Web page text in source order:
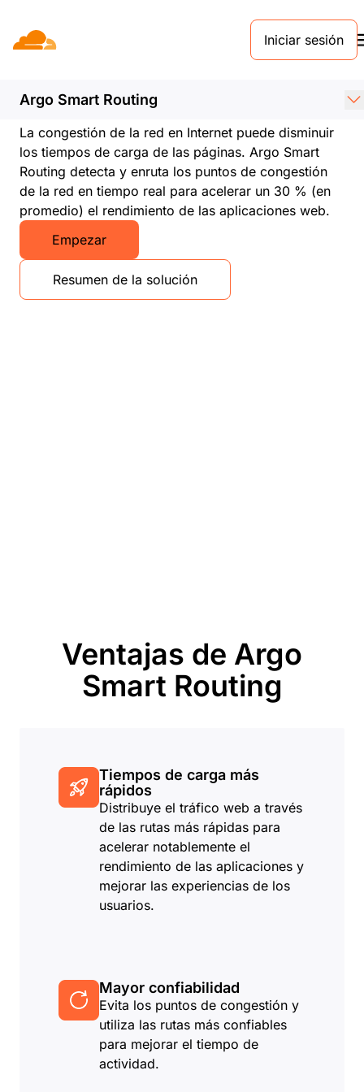
Iniciar sesión
Argo Smart Routing
Argo Smart Routing
aplicaciones web
La congestión de la red en Internet puede disminuir
los tiempos de carga de las páginas. Argo Smart
Routing detecta y enruta los puntos de congestión
de la red en tiempo real para acelerar un 30 % (en
promedio) el rendimiento de las aplicaciones web.
Empezar
Resumen de la solución
Ventajas de Argo
Smart Routing
Tiempos de carga más
rápidos
Distribuye el tráfico web a través
de las rutas más rápidas para
acelerar notablemente el
rendimiento de las aplicaciones y
mejorar las experiencias de los
usuarios.
Mayor confiabilidad
Evita los puntos de congestión y
utiliza las rutas más confiables
para mejorar el tiempo de
actividad.